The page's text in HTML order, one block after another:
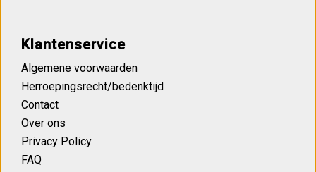
Klantenservice
Algemene voorwaarden
Herroepingsrecht/bedenktijd
Contact
Over ons
Privacy Policy
FAQ